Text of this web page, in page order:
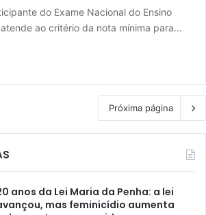
do Exame Nacional do Ensino
ao critério da nota mínima para…
Próxima página
anos da Lei Maria da Penha: a lei
mas feminicídio aumenta